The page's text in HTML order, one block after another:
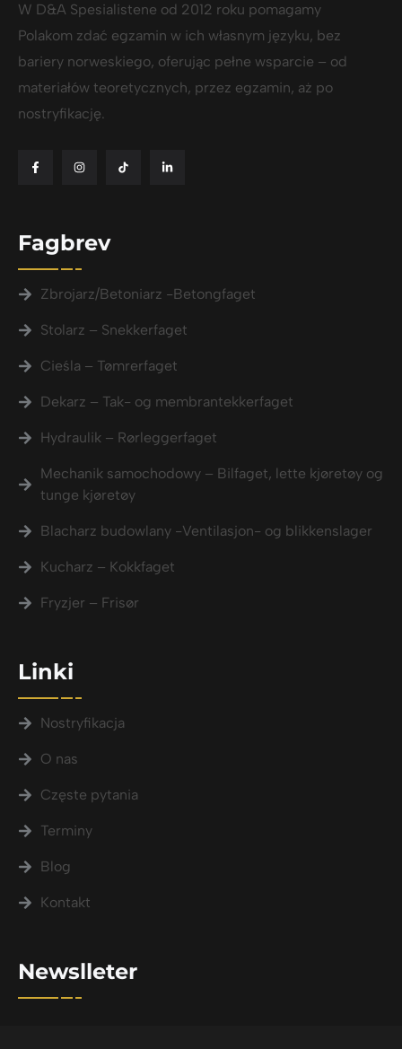
W D&A Spesialistene od 2012 roku pomagamy
Polakom zdać egzamin w ich własnym języku, bez
bariery norweskiego, oferując pełne wsparcie – od
materiałów teoretycznych, przez egzamin, aż po
nostryfikację.
Fagbrev
Zbrojarz/Betoniarz -Betongfaget
Stolarz – Snekkerfaget
Cieśla – Tømrerfaget
Dekarz – Tak- og membrantekkerfaget
Hydraulik – Rørleggerfaget
Mechanik samochodowy – Bilfaget, lette kjøretøy og
tunge kjøretøy
Blacharz budowlany -Ventilasjon- og blikkenslager
Kucharz – Kokkfaget
Fryzjer – Frisør
Linki
Nostryfikacja
O nas
Częste pytania
Terminy
Blog
Kontakt
Newslleter